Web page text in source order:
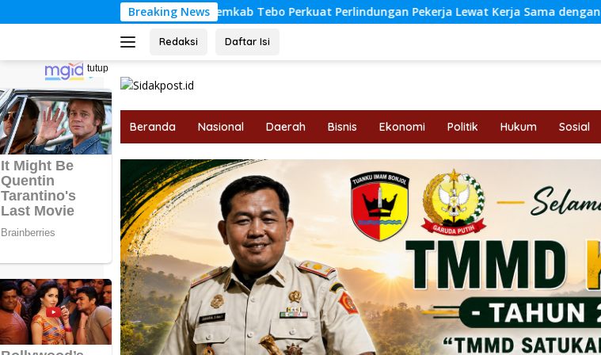
ke
Breaking News
Pemkab Tebo Perkuat Perlindungan Pekerja Lewat Kerja Sama dengan BPJS Ketenagakerjaan
Redaksi Daftar Isi
tutup
Beranda Nasional Daerah Bisnis Ekonomi Politik Hukum Sosial